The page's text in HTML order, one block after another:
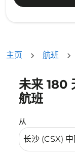
主页 航班
未来 180
航班
从
没有符合您的